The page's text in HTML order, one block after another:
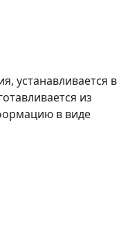
устанавливается в
из
в виде